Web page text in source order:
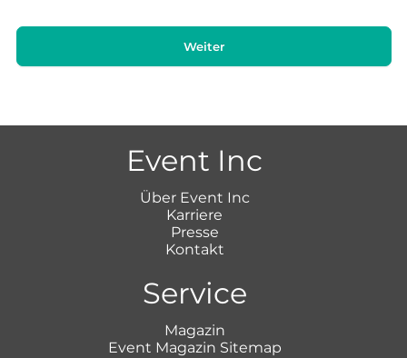
Weiter
Event Inc
Über Event Inc
Karriere
Presse
Kontakt
Service
Magazin
Event Magazin Sitemap